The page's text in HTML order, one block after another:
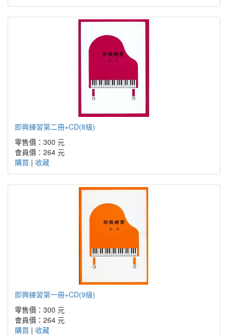
即興練習第二冊+CD(8級)
零售價：300 元
會員價：264 元
購買 | 收藏
即興練習第一冊+CD(9級)
零售價：300 元
會員價：264 元
購買 | 收藏